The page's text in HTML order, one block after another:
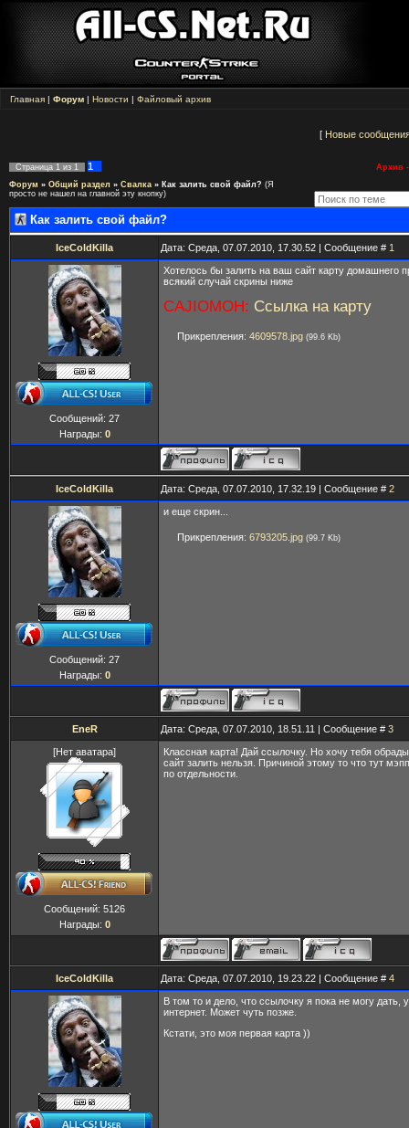
Главная | Форум | Новости | Файловый архив
[ Новые
Страница 1 из 1 1
Архив -
Форум » Общий раздел » Свалка » Как залить свой файл? (Я
просто не нашел на главной эту кнопку)
Как залить свой файл?
IceColdKilla Дата: Среда, 07.07.2010, 17.30.52 | Сообщение # 1
Сообщений: 27
Награды: 0
Хотелось бы залить на ваш сайт карту домашнего
всякий случай скрины ниже
CAJIOMOH: Ссылка на карту
Прикрепления: 4609578.jpg (99.6 Kb)
IceColdKilla Дата: Среда, 07.07.2010, 17.32.19 | Сообщение # 2
Сообщений: 27
Награды: 0
и еще скрин...
Прикрепления: 6793205.jpg (99.7 Kb)
EneR Дата: Среда, 07.07.2010, 18.51.11 | Сообщение # 3
[Нет аватара]
Сообщений: 5126
Награды: 0
Классная карта! Дай ссылочку. Но хочу тебя
сайт залить нельзя. Причиной этому то что тут
по отдельности.
IceColdKilla Дата: Среда, 07.07.2010, 19.23.22 | Сообщение # 4
В том то и дело, что ссылочку я пока не могу дать,
интернет. Может чуть позже.
Кстати, это моя первая карта ))